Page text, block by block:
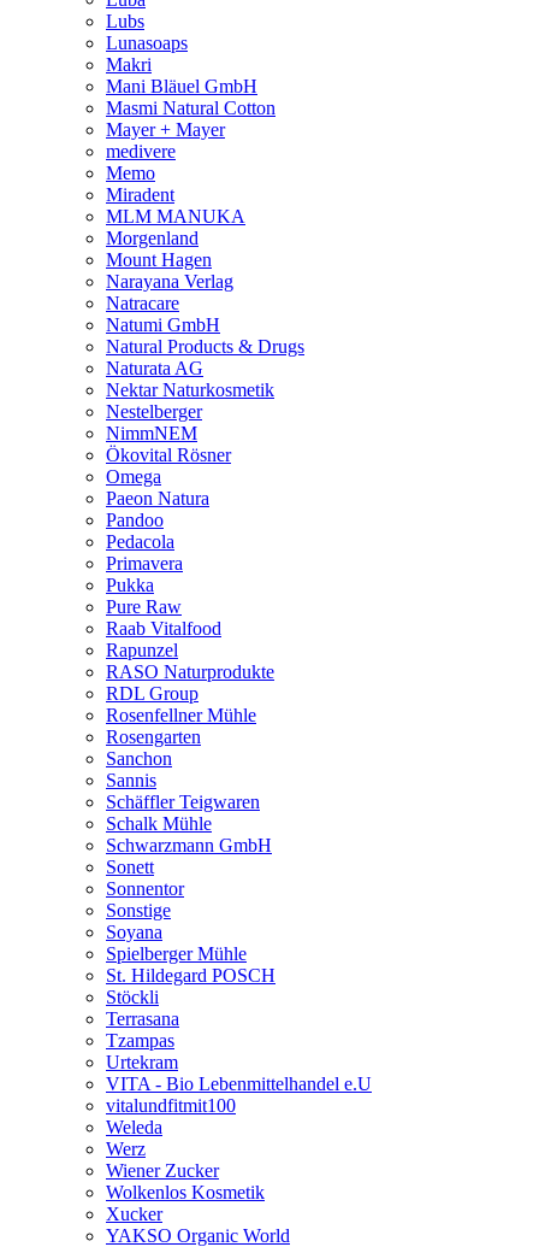
Lubs
Lunasoaps
Makri
Mani Bläuel GmbH
Masmi Natural Cotton
Mayer + Mayer
medivere
Memo
Miradent
MLM MANUKA
Morgenland
Mount Hagen
Narayana Verlag
Natracare
Natumi GmbH
Natural Products & Drugs
Naturata AG
Nektar Naturkosmetik
Nestelberger
NimmNEM
Ökovital Rösner
Omega
Paeon Natura
Pandoo
Pedacola
Primavera
Pukka
Pure Raw
Raab Vitalfood
Rapunzel
RASO Naturprodukte
RDL Group
Rosenfellner Mühle
Rosengarten
Sanchon
Sannis
Schäffler Teigwaren
Schalk Mühle
Schwarzmann GmbH
Sonett
Sonnentor
Sonstige
Soyana
Spielberger Mühle
St. Hildegard POSCH
Stöckli
Terrasana
Tzampas
Urtekram
VITA - Bio Lebenmittelhandel e.U
vitalundfitmit100
Weleda
Werz
Wiener Zucker
Wolkenlos Kosmetik
Xucker
YAKSO Organic World